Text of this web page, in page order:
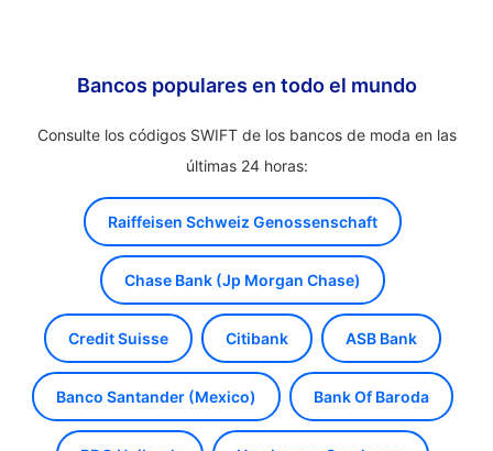
Bancos populares en todo el mundo
Consulte los códigos SWIFT de los bancos de moda en las
últimas 24 horas:
Raiffeisen Schweiz Genossenschaft
Chase Bank (Jp Morgan Chase)
Credit Suisse Citibank ASB Bank
Banco Santander (Mexico) Bank Of Baroda